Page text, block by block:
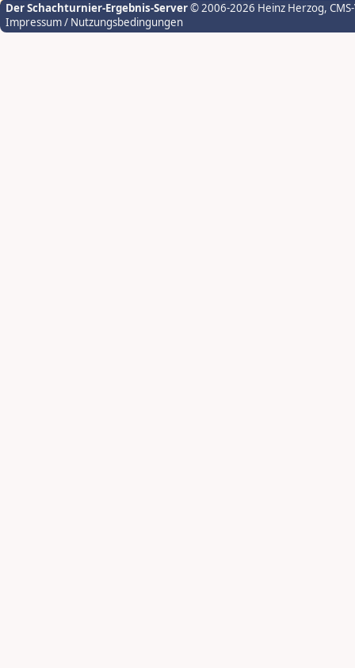
Der Schachturnier-Ergebnis-Server© 2006-2026 Heinz Herzog,
Impressum / Nutzungsbedingungen